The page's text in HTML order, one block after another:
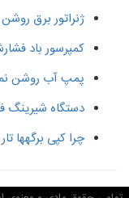
ژنراتور برق روشن
کمپرسور باد
پمپ آب روشن
دستگاه شیرینگ
چرا کپی برگهها تار